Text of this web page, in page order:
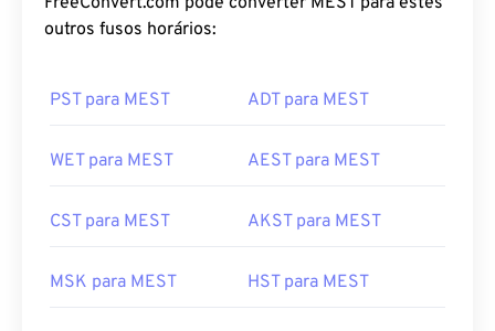
outros fusos horários:
PST para MEST ADT para MEST
WET para MEST AEST para MEST
CST para MEST AKST para MEST
MSK para MEST HST para MEST